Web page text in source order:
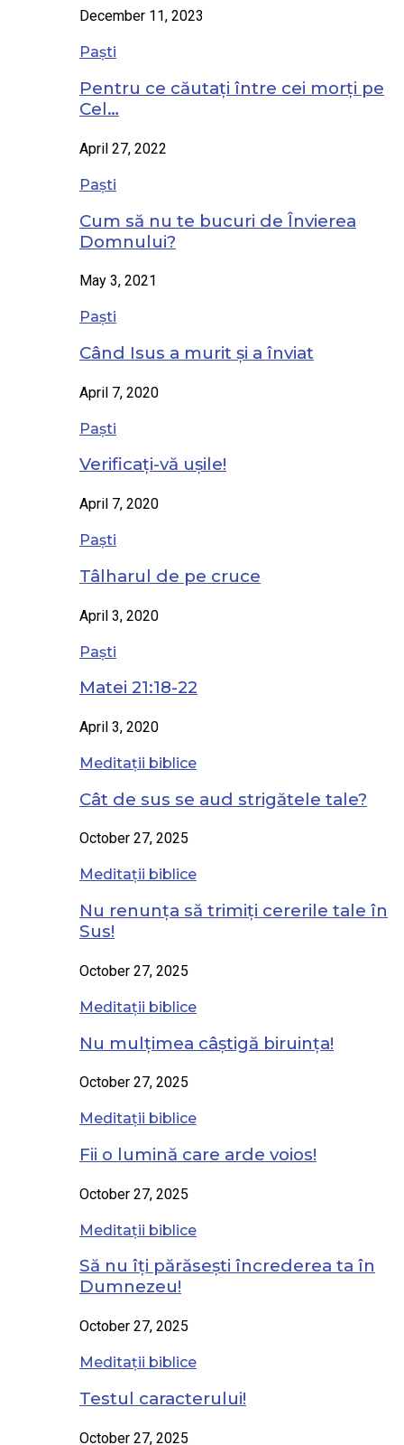
December 11, 2023
Paști
Pentru ce căutați între cei morți pe
Cel…
April 27, 2022
Paști
Cum să nu te bucuri de Învierea
Domnului?
May 3, 2021
Paști
Când Isus a murit și a înviat
April 7, 2020
Paști
Verificați-vă ușile!
April 7, 2020
Paști
Tâlharul de pe cruce
April 3, 2020
Paști
Matei 21:18-22
April 3, 2020
Meditații biblice
Cât de sus se aud strigătele tale?
October 27, 2025
Meditații biblice
Nu renunța să trimiți cererile tale în
Sus!
October 27, 2025
Meditații biblice
Nu mulțimea câștigă biruința!
October 27, 2025
Meditații biblice
Fii o lumină care arde voios!
October 27, 2025
Meditații biblice
Să nu îți părăsești încrederea ta în
Dumnezeu!
October 27, 2025
Meditații biblice
Testul caracterului!
October 27, 2025